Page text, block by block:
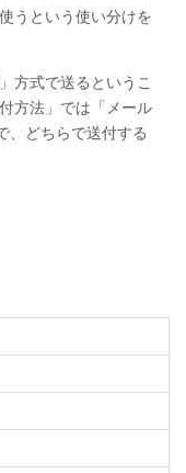
うという使い分けを
方式で送るというこ
方法」では「メール
、どちらで送付する